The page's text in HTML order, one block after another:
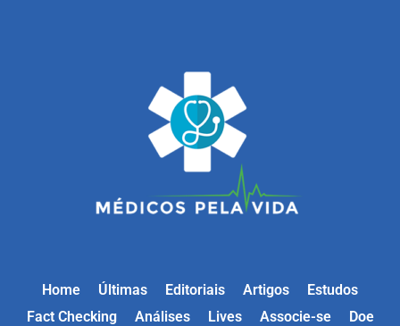
Home Últimas Editoriais Artigos
Estudos
Fact Checking
Análises Lives Associe-se Doe